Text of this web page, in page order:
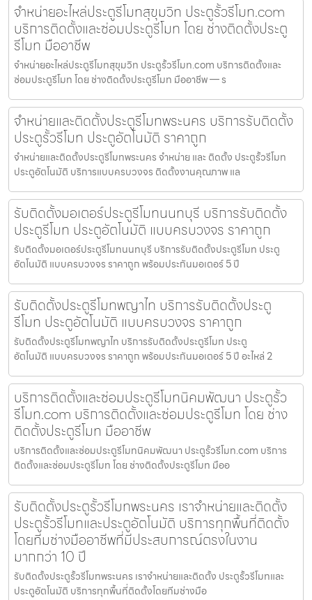
จำหน่ายอะไหล่ประตูรีโมทสุขุมวิท ประตูรั้วรีโมท.com
บริการติดตั้งและซ่อมประตูรีโมท โดย ช่างติดตั้งประตู
รีโมท มืออาชีพ
จำหน่ายอะไหล่ประตูรีโมทสุขุมวิท ประตูรั้วรีโมท.com บริการติดตั้งและ
ซ่อมประตูรีโมท โดย ช่างติดตั้งประตูรีโมท มืออาชีพ — ร
จำหน่ายและติดตั้งประตูรีโมทพระนคร บริการรับติดตั้ง
ประตูรั้วรีโมท ประตูอัตโนมัติ ราคาถูก
จำหน่ายและติดตั้งประตูรีโมทพระนคร จำหน่าย และ ติดตั้ง ประตูรั้วรีโมท
ประตูอัตโนมัติ บริการแบบครบวงจร ติดตั้งงานคุณภาพ แล
รับติดตั้งมอเตอร์ประตูรีโมทนนทบุรี บริการรับติดตั้ง
ประตูรีโมท ประตูอัตโนมัติ แบบครบวงจร ราคาถูก
รับติดตั้งมอเตอร์ประตูรีโมทนนทบุรี บริการรับติดตั้งประตูรีโมท ประตู
อัตโนมัติ แบบครบวงจร ราคาถูก พร้อมประกันมอเตอร์ 5 ปี
รับติดตั้งประตูรีโมทพญาไท บริการรับติดตั้งประตู
รีโมท ประตูอัตโนมัติ แบบครบวงจร ราคาถูก
รับติดตั้งประตูรีโมทพญาไท บริการรับติดตั้งประตูรีโมท ประตู
อัตโนมัติ แบบครบวงจร ราคาถูก พร้อมประกันมอเตอร์ 5 ปี อะไหล่ 2
บริการติดตั้งและซ่อมประตูรีโมทนิคมพัฒนา ประตูรั้ว
รีโมท.com บริการติดตั้งและซ่อมประตูรีโมท โดย ช่าง
ติดตั้งประตูรีโมท มืออาชีพ
บริการติดตั้งและซ่อมประตูรีโมทนิคมพัฒนา ประตูรั้วรีโมท.com บริการ
ติดตั้งและซ่อมประตูรีโมท โดย ช่างติดตั้งประตูรีโมท มืออ
รับติดตั้งประตูรั้วรีโมทพระนคร เราจำหน่ายและติดตั้ง
ประตูรั้วรีโมทและประตูอัตโนมัติ บริการทุกพื้นที่ติดตั้ง
โดยทีมช่างมืออาชีพที่มีประสบการณ์ตรงในงาน
มากกว่า 10 ปี
รับติดตั้งประตูรั้วรีโมทพระนคร เราจำหน่ายและติดตั้ง ประตูรั้วรีโมทและ
ประตูอัตโนมัติ บริการทุกพื้นที่ติดตั้งโดยทีมช่างมือ